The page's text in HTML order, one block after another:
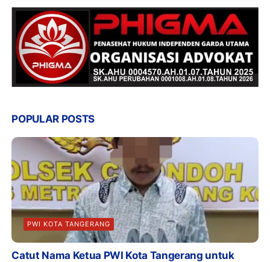
POPULAR POSTS
PWI KOTA TANGERANG
Catut Nama Ketua PWI Kota Tangerang untuk